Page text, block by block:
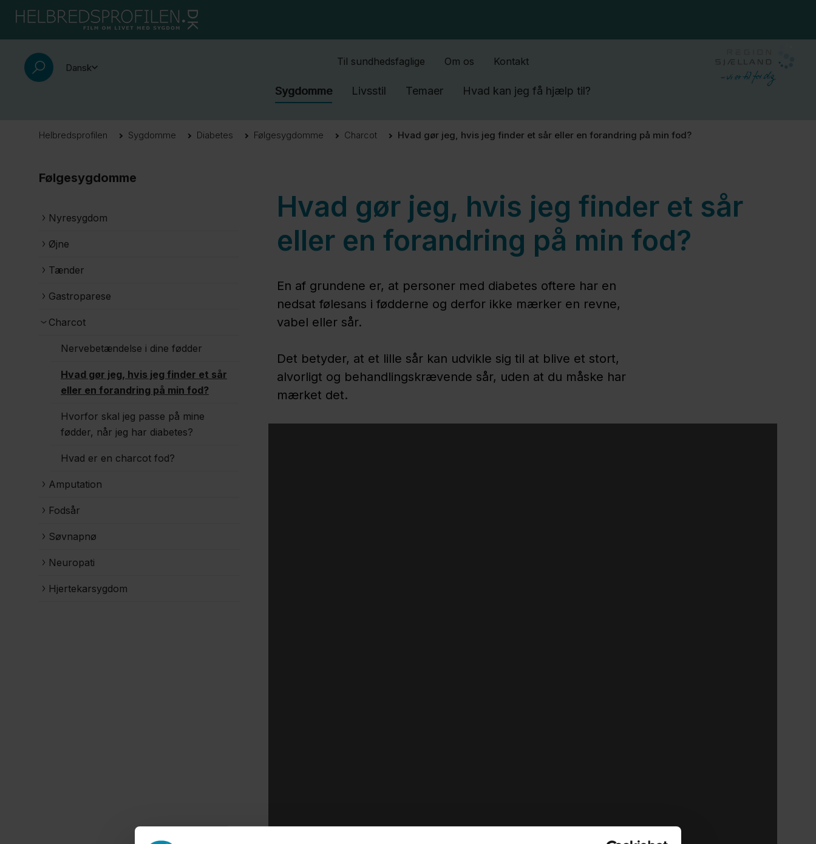
Dansk
Til sundhedsfaglige Om os Kontakt
Sygdomme Livsstil Temaer Hvad kan jeg få hjælp til?
Helbredsprofilen Sygdomme Diabetes Følgesygdomme Charcot Hvad gør jeg, hvis jeg finder et sår eller en forandring på min fod?
Følgesygdomme
Nyresygdom
Øjne
Tænder
Gastroparese
Charcot
Nervebetændelse i dine fødder
Hvad gør jeg, hvis jeg finder et sår
eller en forandring på min fod?
Hvorfor skal jeg passe på mine
fødder, når jeg har diabetes?
Hvad er en charcot fod?
Amputation
Fodsår
Søvnapnø
Neuropati
Hjertekarsygdom
Hvad gør jeg, hvis jeg finder et sår
eller en forandring på min fod?
En af grundene er, at personer med diabetes oftere har en
nedsat følesans i fødderne og derfor ikke mærker en revne,
vabel eller sår.
Det betyder, at et lille sår kan udvikle sig til at blive et stort,
alvorligt og behandlingskrævende sår, uden at du måske har
mærket det.